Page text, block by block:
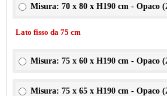
Misura: 70 x 80 x H190 cm - Opaco (
Lato fisso da 75 cm
Misura: 75 x 60 x H190 cm - Opaco (
Misura: 75 x 65 x H190 cm - Opaco (